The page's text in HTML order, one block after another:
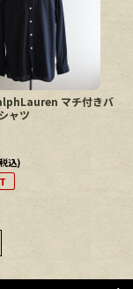
マチ付きバ
ャツ
込)